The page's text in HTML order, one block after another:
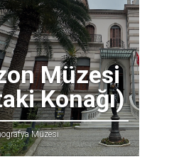
Müzesi
Konağı)
Müzesi